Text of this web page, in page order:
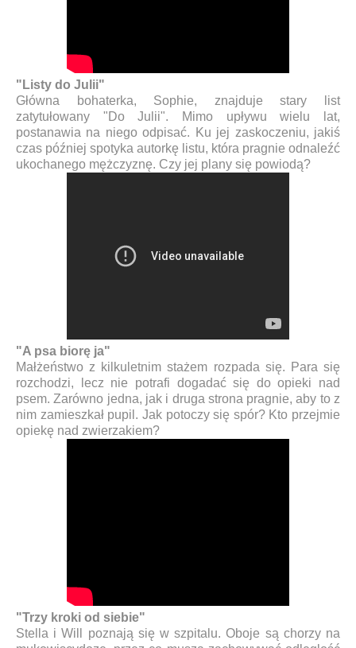
"Listy do Julii"
Główna bohaterka, Sophie, znajduje stary list
zatytułowany "Do Julii". Mimo upływu wielu lat,
postanawia na niego odpisać. Ku jej zaskoczeniu, jakiś
czas później spotyka autorkę listu, która pragnie odnaleźć
ukochanego mężczyznę. Czy jej plany się powiodą?
"A psa biorę ja"
Małżeństwo z kilkuletnim stażem rozpada się. Para się
rozchodzi, lecz nie potrafi dogadać się do opieki nad
psem. Zarówno jedna, jak i druga strona pragnie, aby to z
nim zamieszkał pupil. Jak potoczy się spór? Kto przejmie
opiekę nad zwierzakiem?
"Trzy kroki od siebie"
Stella i Will poznają się w szpitalu. Oboje są chorzy na